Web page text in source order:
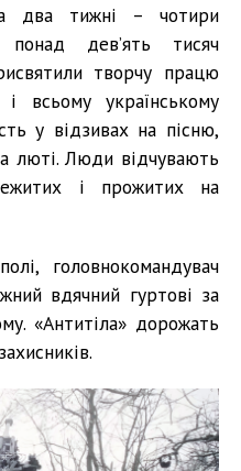
два тижні – чотири
понад дев’ять тисяч
творчу працю
всьому українському
у відзивах на пісню,
люті. Люди відчувають
і прожитих на
головнокомандувач
вдячний гуртові за
«Антитіла» дорожать